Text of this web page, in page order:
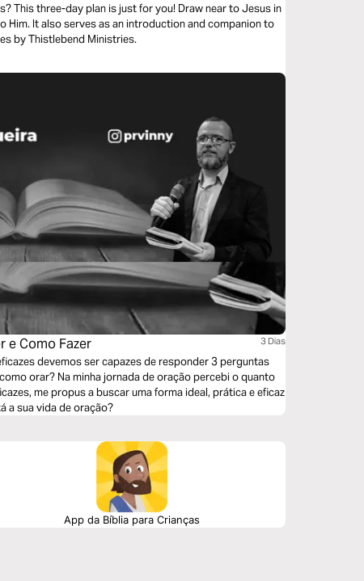
This three-day plan is just for you! Draw near to Jesus in
Him. It also serves as an introduction and companion to
by Thistlebend Ministries.
e Como Fazer 3 Dias
devemos ser capazes de responder 3 perguntas
orar? Na minha jornada de oração percebi o quanto
me propus a buscar uma forma ideal, prática e eficaz
a sua vida de oração?
App da Bíblia para Crianças